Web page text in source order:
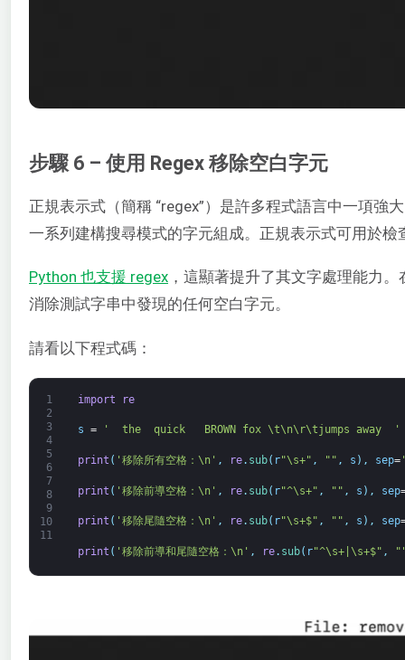
步驟 6 – 使用 Regex 移除空白字元
正規表示式（簡稱 “regex”）是許多程式語言中一項強
一系列建構搜尋模式的字元組成。正規表示式可用於
Python 也支援 regex ，這顯著提升了其文字處理能力
消除測試字串中發現的任何空白字元。
請看以下程式碼：
1
2
3
4
5
6
7
8
9
10
11
import re
s = '  the  quick   BROWN fox \t\n\r\tjumps away  '
print ( '移除所有空格：\n' , re. sub( r"\s+" , "" , s ) , sep=
print ( '移除前導空格：\n' , re. sub( r"^\s+" , "" , s ) , sep
print ( '移除尾隨空格：\n' , re. sub( r"\s+$" , "" , s ) , sep
print ( '移除前導和尾隨空格：\n' , re. sub( r"^\s+|\s+$" ,